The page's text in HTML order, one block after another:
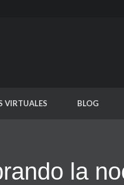
VIRTUALES BLOG
la